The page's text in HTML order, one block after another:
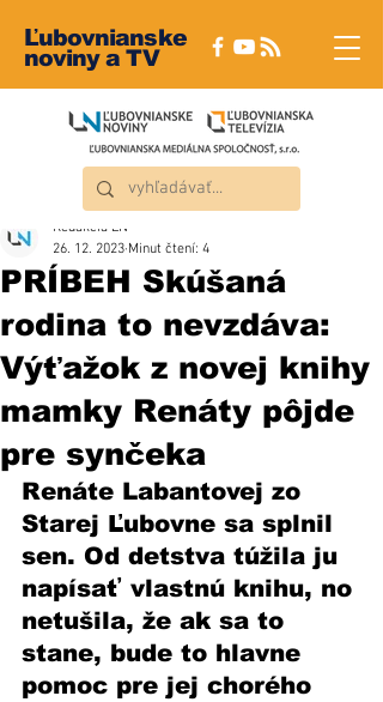
Ľubovnianske
noviny a TV
PRÍBEH Skúšaná
rodina to nevzdáva:
Výťažok z novej knihy
mamky Renáty pôjde
pre synčeka
Redakcia ĽN
26. 12. 2023 Minut čtení: 4
Renáte Labantovej zo
Starej Ľubovne sa splnil
sen. Od detstva túžila ju
napísať vlastnú knihu, no
netušila, že ak sa to
stane, bude to hlavne
pomoc pre jej chorého